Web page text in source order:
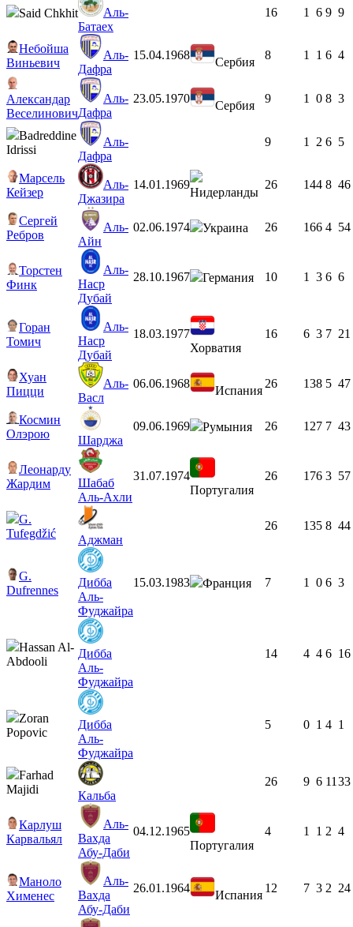
Said Chkhit
Аль-
Батаех
16 1 6 9 9
Небойша
Виньевич
Аль-
Дафра
15.04.1968
Сербия
8 1 1 6 4
Александар
Веселинович
Аль-
Дафра
23.05.1970
Сербия
9 1 0 8 3
Badreddine
Idrissi
Аль-
Дафра
9 1 2 6 5
Марсель
Кейзер
Аль-
Джазира
14.01.1969
Нидерланды
26 144 8 46
Сергей
Ребров
Аль-
Айн
02.06.1974 Украина 26 166 4 54
Торстен
Финк
Аль-
Наср
Дубай
28.10.1967 Германия 10 1 3 6 6
Горан
Томич
Аль-
Наср
Дубай
18.03.1977
Хорватия
16 6 3 7 21
Хуан
Пицци
Аль-
Васл
06.06.1968
Испания
26 138 5 47
Космин
Олэрою
Шарджа
09.06.1969 Румыния 26 127 7 43
Леонарду
Жардим
Шабаб
Аль-Ахли
31.07.1974
Португалия
26 176 3 57
G.
Tufegdžić
Аджман
26 135 8 44
G.
Dufrennes
Дибба
Аль-
Фуджайра
15.03.1983 Франция 7 1 0 6 3
Hassan Al-
Abdooli
Дибба
Аль-
Фуджайра
14 4 4 6 16
Zoran
Popovic
Дибба
Аль-
Фуджайра
5 0 1 4 1
Farhad
Majidi
Кальба
26 9 6 11 33
Карлуш
Карвальял
Аль-
Вахда
Абу-Даби
04.12.1965
Португалия
4 1 1 2 4
Маноло
Хименес
Аль-
Вахда
Абу-Даби
26.01.1964
Испания
12 7 3 2 24